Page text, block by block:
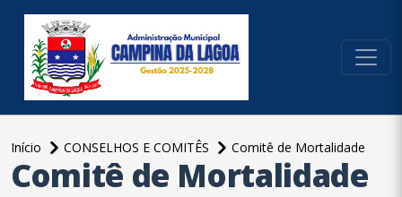
Início CONSELHOS E COMITÊS
Comitê de Mortalidade
conteúdo principal
Comitê de Mortalidade